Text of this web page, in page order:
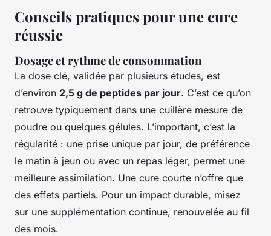
Conseils pratiques pour une cure
réussie
Dosage et rythme de consommation
La dose clé, validée par plusieurs études, est
d’environ 2,5 g de peptides par jour. C’est ce qu’on
retrouve typiquement dans une cuillère mesure de
poudre ou quelques gélules. L’important, c’est la
régularité : une prise unique par jour, de préférence
le matin à jeun ou avec un repas léger, permet une
meilleure assimilation. Une cure courte n’offre que
des effets partiels. Pour un impact durable, misez
sur une supplémentation continue, renouvelée au fil
des mois.